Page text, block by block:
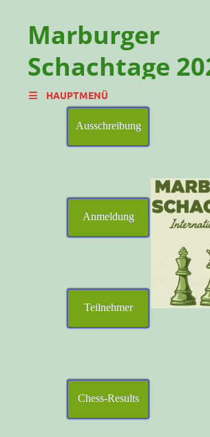
Marburger
Schachtage
International Chess Open 15. – 18. 10. 2026
HAUPTMENÜ
Ausschreibung
Anmeldung
Teilnehmer
Chess-Results